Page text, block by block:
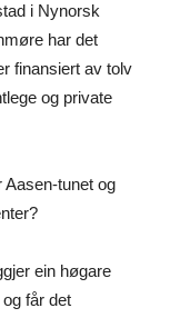
i Nynorsk
har det
finansiert av tolv
og private
Aasen-tunet og
ein høgare
får det